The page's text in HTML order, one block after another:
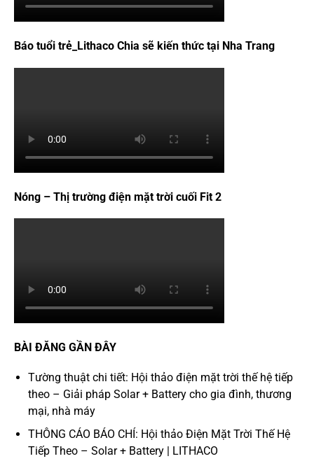
Báo tuổi trẻ_Lithaco Chia sẽ kiến thức tại Nha Trang
Nóng – Thị trường điện mặt trời cuối Fit 2
BÀI ĐĂNG GẦN ĐÂY
Tường thuật chi tiết: Hội thảo điện mặt trời thế hệ tiếp
theo – Giải pháp Solar + Battery cho gia đình, thương
mại, nhà máy
THÔNG CÁO BÁO CHÍ: Hội thảo Điện Mặt Trời Thế Hệ
Tiếp Theo – Solar + Battery | LITHACO